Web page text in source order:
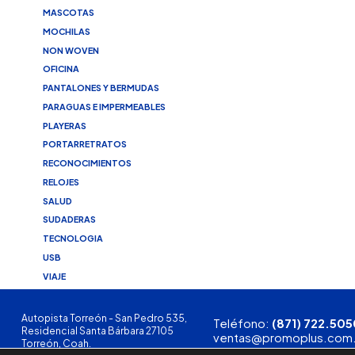
MASCOTAS
MOCHILAS
NON WOVEN
OFICINA
PANTALONES Y BERMUDAS
PARAGUAS E IMPERMEABLES
PLAYERAS
PORTARRETRATOS
RECONOCIMIENTOS
RELOJES
SALUD
SUDADERAS
TECNOLOGIA
USB
VIAJE
Autopista Torreón - San Pedro 535,
Residencial Santa Bárbara 27105
Torreón, Coah.
Teléfono: (871)